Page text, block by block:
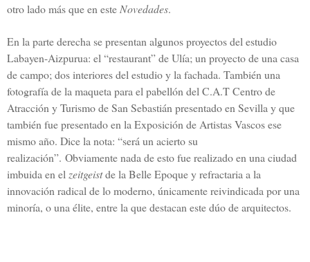
otro lado más que en este Novedades.
En la parte derecha se presentan algunos proyectos del estudio
Labayen-Aizpurua: el “restaurant” de Ulía; un proyecto de una casa
de campo; dos interiores del estudio y la fachada. También una
fotografía de la maqueta para el pabellón del C.A.T Centro de
Atracción y Turismo de San Sebastián presentado en Sevilla y que
también fue presentado en la Exposición de Artistas Vascos ese
mismo año. Dice la nota: “será un acierto su
realización”. Obviamente nada de esto fue realizado en una ciudad
imbuida en el zeitgeistde la Belle Epoque y refractaria a la
innovación radical de lo moderno, únicamente reivindicada por una
minoría, o una élite, entre la que destacan este dúo de arquitectos.